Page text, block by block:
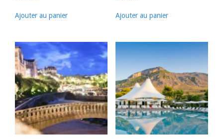
Ajouter au panier Ajouter au panier